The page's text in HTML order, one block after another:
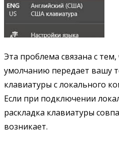
Эта проблема связана с
умолчанию передает вашу
клавиатуры с локального
Если при подключении
раскладка клавиатуры
возникает.